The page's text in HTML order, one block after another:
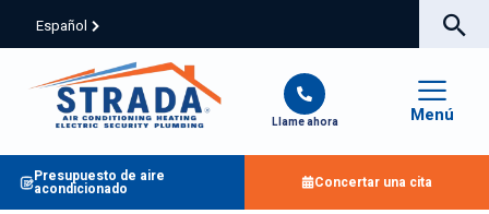
Español
Llame ahora Menú
Presupuesto de aire
acondicionado Concertar una cita